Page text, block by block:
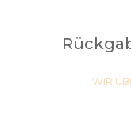
WIR